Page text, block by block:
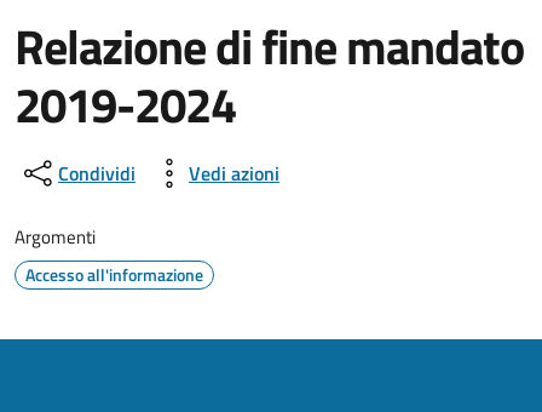
Relazione di fine mandato
2019-2024
Dettagli della notizia
Condividi Vedi azioni
Argomenti
Accesso all'informazione